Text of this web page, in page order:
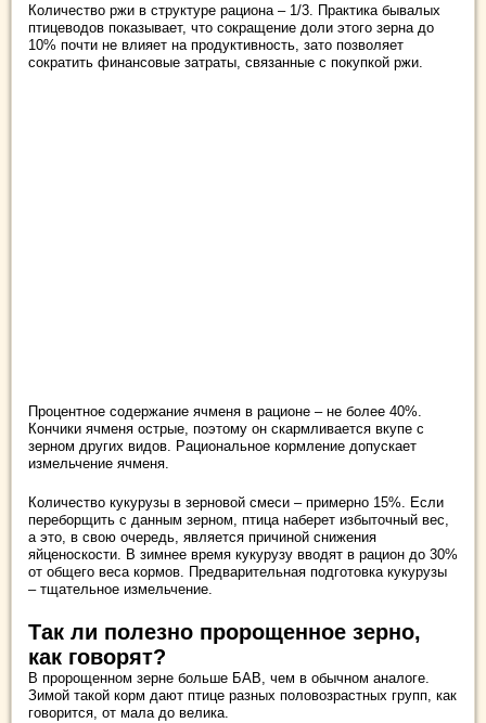
Количество ржи в структуре рациона – 1/3. Практика бывалых
птицеводов показывает, что сокращение доли этого зерна до
10% почти не влияет на продуктивность, зато позволяет
сократить финансовые затраты, связанные с покупкой ржи.
Процентное содержание ячменя в рационе – не более 40%.
Кончики ячменя острые, поэтому он скармливается вкупе с
зерном других видов. Рациональное кормление допускает
измельчение ячменя.
Количество кукурузы в зерновой смеси – примерно 15%. Если
переборщить с данным зерном, птица наберет избыточный вес,
а это, в свою очередь, является причиной снижения
яйценоскости. В зимнее время кукурузу вводят в рацион до 30%
от общего веса кормов. Предварительная подготовка кукурузы
– тщательное измельчение.
Так ли полезно пророщенное зерно,
как говорят?
В пророщенном зерне больше БАВ, чем в обычном аналоге.
Зимой такой корм дают птице разных половозрастных групп, как
говорится, от мала до велика.